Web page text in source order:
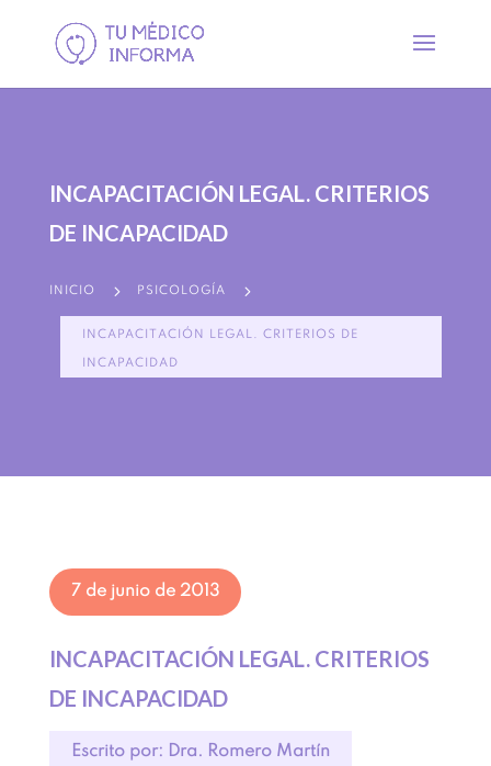
INCAPACITACIÓN LEGAL. CRITERIOS
DE INCAPACIDAD
INICIO 5 PSICOLOGÍA 5
INCAPACITACIÓN LEGAL. CRITERIOS DE
INCAPACIDAD
7 de junio de 2013
INCAPACITACIÓN LEGAL. CRITERIOS
DE INCAPACIDAD
Escrito por: Dra. Romero Martín